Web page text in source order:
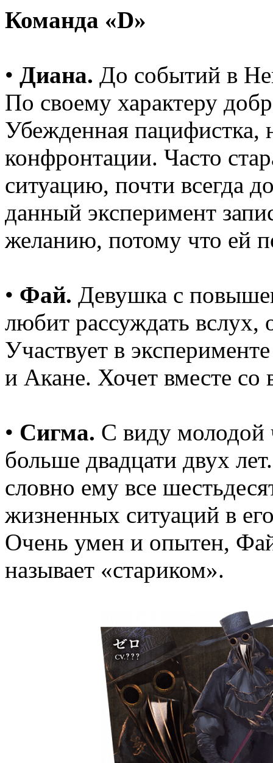
Команда «D»
• Диана. До событий в
По своему характеру
Убежденная пацифистка,
конфронтации. Часто
ситуацию, почти всегда
данный эксперимент
желанию, потому что ей
• Фай. Девушка с
любит рассуждать вслух,
Участвует в
и Акане. Хочет вместе со
• Сигма. С виду молодой
больше двадцати двух
словно ему все
жизненных ситуаций в
Очень умен и опытен,
называет «стариком».